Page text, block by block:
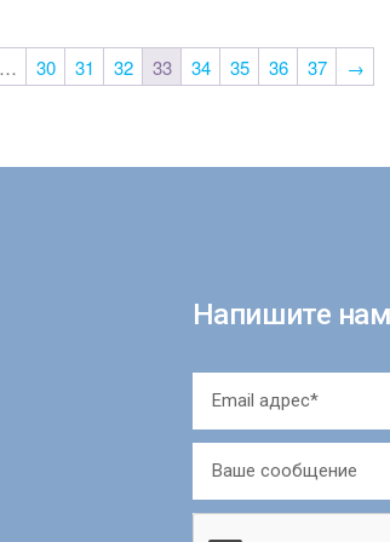
… 30 31 32 33 34 35 36 37 →
Напишите